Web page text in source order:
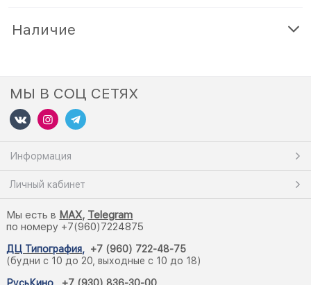
Наличие
МЫ В СОЦ СЕТЯХ
Информация
Личный кабинет
Мы есть в MAX, Telegram
по номеру +7(960)7224875
ДЦ Типография, +7 (960) 722-48-75
(будни с 10 до 20, выходные с 10 до 18)
РусьКино
+7 (930) 836-30-00